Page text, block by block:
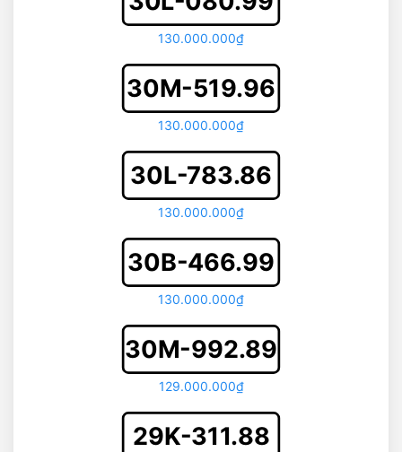
130.000.000₫
30M-519.96
130.000.000₫
30L-783.86
130.000.000₫
30B-466.99
130.000.000₫
30M-992.89
129.000.000₫
29K-311.88